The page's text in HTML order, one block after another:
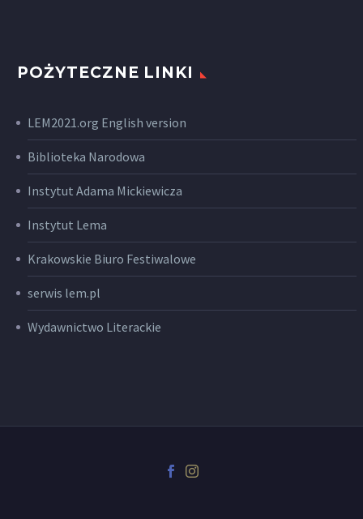
POŻYTECZNE LINKI
LEM2021.org English version
Biblioteka Narodowa
Instytut Adama Mickiewicza
Instytut Lema
Krakowskie Biuro Festiwalowe
serwis lem.pl
Wydawnictwo Literackie